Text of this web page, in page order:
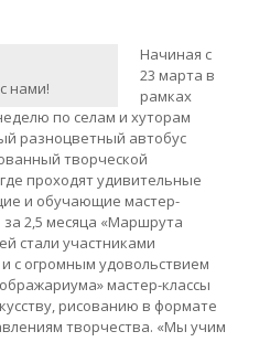
нами!
Начиная с
23 марта в
рамках
по селам и хуторам
разноцветный автобус
творческой
проходят удивительные
и обучающие мастер-
2,5 месяца «Маршрута
стали участниками
с огромным удовольствием
мастер-классы
рисованию в формате
творчества. «Мы учим